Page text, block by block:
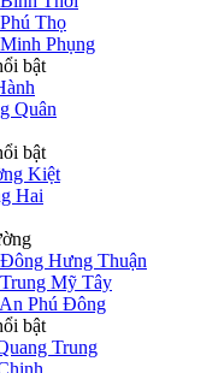
Thọ
Phụng
bật
Quân
bật
Kiệt
Hai
Hưng Thuận
Mỹ Tây
Phú Đông
bật
Trung